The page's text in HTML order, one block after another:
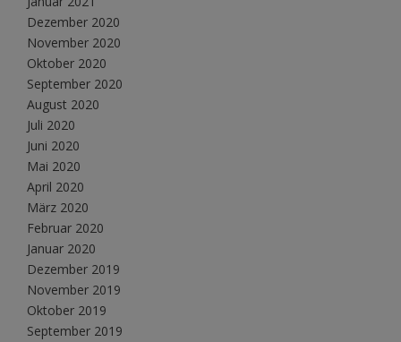
Dezember 2020
November 2020
Oktober 2020
September 2020
August 2020
Juli 2020
Juni 2020
Mai 2020
April 2020
März 2020
Februar 2020
Januar 2020
Dezember 2019
November 2019
Oktober 2019
September 2019